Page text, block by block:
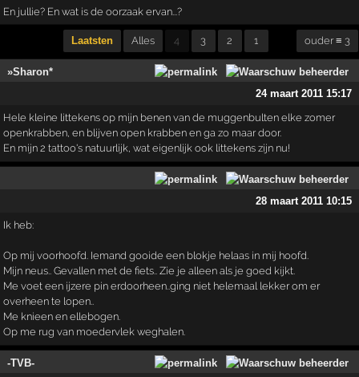
En jullie? En wat is de oorzaak ervan...?
Laatsten Alles 4 3 2 1 ouder ≡ 3
»Sharon*
24 maart 2011 15:17
Hele kleine littekens op mijn benen van de muggenbulten elke zomer
openkrabben, en blijven open krabben en ga zo maar door.
En mijn 2 tattoo's natuurlijk, wat eigenlijk ook littekens zijn nu!
28 maart 2011 10:15
Ik heb:
Op mij voorhoofd. Iemand gooide een blokje helaas in mij hoofd.
Mijn neus.. Gevallen met de fiets.. Zie je alleen als je goed kijkt.
Me voet een ijzere pin erdoorheen..ging niet helemaal lekker om er
overheen te lopen..
Me knieen en ellebogen.
Op me rug van moedervlek weghalen.
-TVB-